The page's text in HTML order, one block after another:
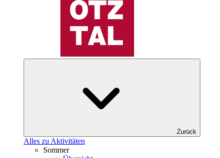
Zurück
Alles zu Aktivitäten
Sommer